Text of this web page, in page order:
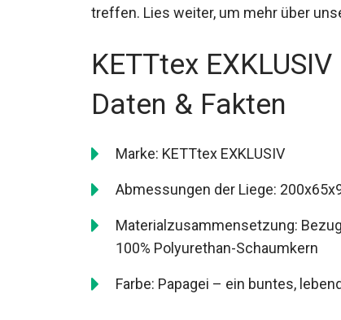
treffen. Lies weiter, um mehr über
KETTtex
Daten & Fakten
Marke: KETTtex EXKLUSIV
Abmessungen der Liege:
Materialzusammensetzung:
100% Polyurethan-Schaumkern
Farbe: Papagei – ein buntes,